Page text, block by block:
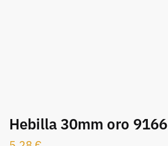
Hebilla 30mm oro 9166